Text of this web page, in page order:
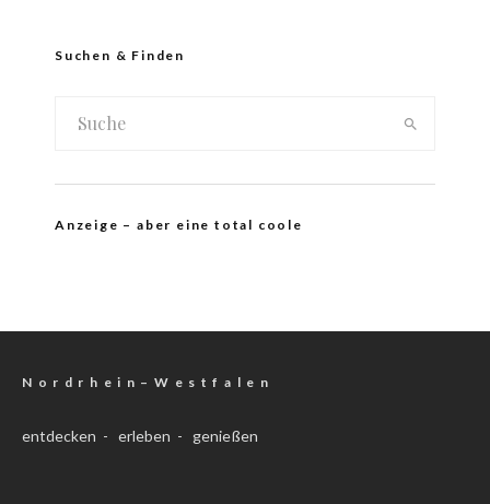
Suchen & Finden
Anzeige – aber eine total coole
N o r d r h e i n – W e s t f a l e n
entdecken - erleben - genießen